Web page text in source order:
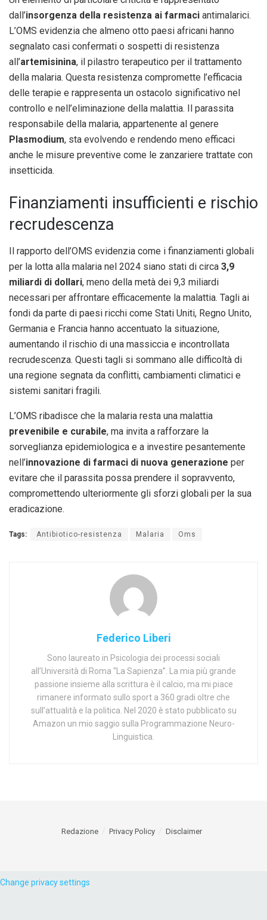
dall’insorgenza della resistenza ai farmaci antimalarici.
L’OMS evidenzia che almeno otto paesi africani hanno
segnalato casi confermati o sospetti di resistenza
all’artemisinina, il pilastro terapeutico per il trattamento
della malaria. Questa resistenza compromette l’efficacia
delle terapie e rappresenta un ostacolo significativo nel
controllo e nell’eliminazione della malattia. Il parassita
responsabile della malaria, appartenente al genere
Plasmodium, sta evolvendo e rendendo meno efficaci
anche le misure preventive come le zanzariere trattate con
insetticida.
Finanziamenti insufficienti e rischio
recrudescenza
Il rapporto dell’OMS evidenzia come i finanziamenti globali
per la lotta alla malaria nel 2024 siano stati di circa 3,9
miliardi di dollari, meno della metà dei 9,3 miliardi
necessari per affrontare efficacemente la malattia. Tagli ai
fondi da parte di paesi ricchi come Stati Uniti, Regno Unito,
Germania e Francia hanno accentuato la situazione,
aumentando il rischio di una massiccia e incontrollata
recrudescenza. Questi tagli si sommano alle difficoltà di
una regione segnata da conflitti, cambiamenti climatici e
sistemi sanitari fragili.
L’OMS ribadisce che la malaria resta una malattia
prevenibile e curabile, ma invita a rafforzare la
sorveglianza epidemiologica e a investire pesantemente
nell’innovazione di farmaci di nuova generazione per
evitare che il parassita possa prendere il sopravvento,
compromettendo ulteriormente gli sforzi globali per la sua
eradicazione.
Tags: Antibiotico-resistenza Malaria Oms
Federico Liberi
Sono laureato in Psicologia dei processi sociali
all’Università di Roma “La Sapienza”. La mia più grande
passione insieme alla scrittura è il calcio, ma mi piace
rimanere informato sullo sport a 360 gradi oltre che
sull’attualità e la politica. Nel 2020 è stato pubblicato su
Amazon un mio saggio sulla Programmazione Neuro-
Linguistica.
Redazione Privacy Policy Disclaimer
Change privacy settings